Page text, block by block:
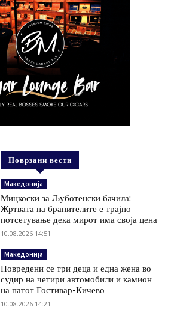
Поврзани вести
Македонија
Мицкоски за Љуботенски бачила:
Жртвата на бранителите е трајно
потсетување дека мирот има своја цена
10.08.2026 14:51
Македонија
Повредени се три деца и една жена во
судир на четири автомобили и камион
на патот Гостивар-Кичево
10.08.2026 14:21